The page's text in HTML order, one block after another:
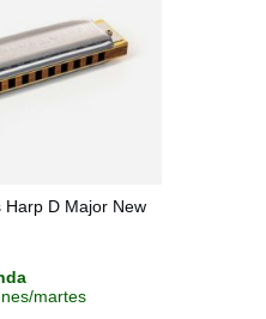
Harp D Major New
martes